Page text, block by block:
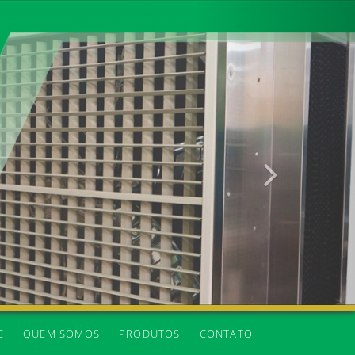
QUEM SOMOS PRODUTOS CONTATO